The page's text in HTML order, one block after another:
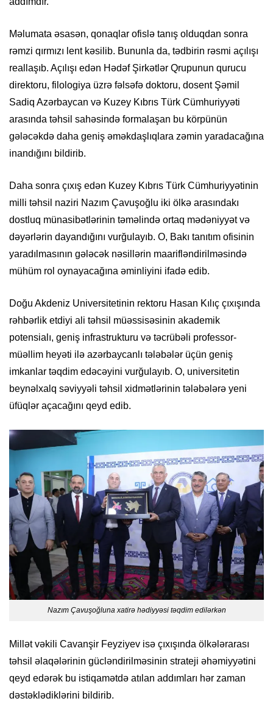
Məlumata əsasən, qonaqlar ofislə tanış olduqdan sonra
rəmzi qırmızı lent kəsilib. Bununla da, tədbirin rəsmi açılışı
reallaşıb. Açılışı edən Hədəf Şirkətlər Qrupunun qurucu
direktoru, filologiya üzrə fəlsəfə doktoru, dosent Şəmil
Sadiq Azərbaycan və Kuzey Kıbrıs Türk Cümhuriyyəti
arasında təhsil sahəsində formalaşan bu körpünün
gələcəkdə daha geniş əməkdaşlıqlara zəmin yaradacağına
inandığını bildirib.
Daha sonra çıxış edən Kuzey Kıbrıs Türk Cümhuriyyətinin
milli təhsil naziri Nazım Çavuşoğlu iki ölkə arasındakı
dostluq münasibətlərinin təməlində ortaq mədəniyyət və
dəyərlərin dayandığını vurğulayıb. O, Bakı tanıtım ofisinin
yaradılmasının gələcək nəsillərin maarifləndirilməsində
mühüm rol oynayacağına əminliyini ifadə edib.
Doğu Akdeniz Universitetinin rektoru Hasan Kılıç çıxışında
rəhbərlik etdiyi ali təhsil müəssisəsinin akademik
potensialı, geniş infrastrukturu və təcrübəli professor-
müəllim heyəti ilə azərbaycanlı tələbələr üçün geniş
imkanlar təqdim edəcəyini vurğulayıb. O, universitetin
beynəlxalq səviyyəli təhsil xidmətlərinin tələbələrə yeni
üfüqlər açacağını qeyd edib.
Nazım Çavuşoğluna xatirə hədiyyəsi təqdim edilərkən
Millət vəkili Cavanşir Feyziyev isə çıxışında ölkələrarası
təhsil əlaqələrinin gücləndirilməsinin strateji əhəmiyyətini
qeyd edərək bu istiqamətdə atılan addımları hər zaman
dəstəklədiklərini bildirib.